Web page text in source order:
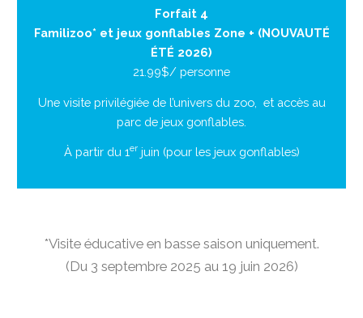
Forfait 4
Familizoo* et jeux gonflables Zone + (NOUVAUTÉ
ÉTÉ 2026)
21.99$/ personne
Une visite privilégiée de l’univers du zoo, et accès au
parc de jeux gonflables.
À partir du 1erjuin (pour les jeux gonflables)
*Visite éducative en basse saison uniquement.
(Du 3 septembre 2025 au 19 juin 2026)